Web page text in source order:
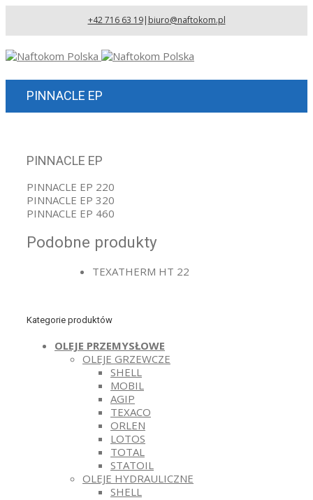
+42 716 63 19| biuro@naftokom.pl
PINNACLE EP
PINNACLE EP
PINNACLE EP 220
PINNACLE EP 320
PINNACLE EP 460
Podobne produkty
TEXATHERM HT 22
Kategorie produktów
OLEJE PRZEMYSŁOWE
OLEJE GRZEWCZE
SHELL
MOBIL
AGIP
TEXACO
ORLEN
LOTOS
TOTAL
STATOIL
OLEJE HYDRAULICZNE
SHELL